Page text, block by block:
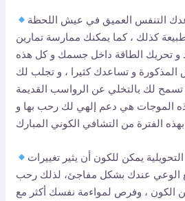
التنفس العميق في عيش اللحظة
كذلك ، كما يمكنك ممارسة تمارين
و تحريك الطاقة داخل جسمك و كل هذه
المذكورة و تساعدك كثيرا ، و تجلب لك
تسمح لك بالتخلي عن الرواسب القديمة
الموجات هي دعم إلهي لك رحب بها و
يمكن للكون أن يثير تغييرات
الوعي عندك بشكل مفاجئ، لذلك رحب
الكون ، وفرص لمواءمة نفسك أكثر مع